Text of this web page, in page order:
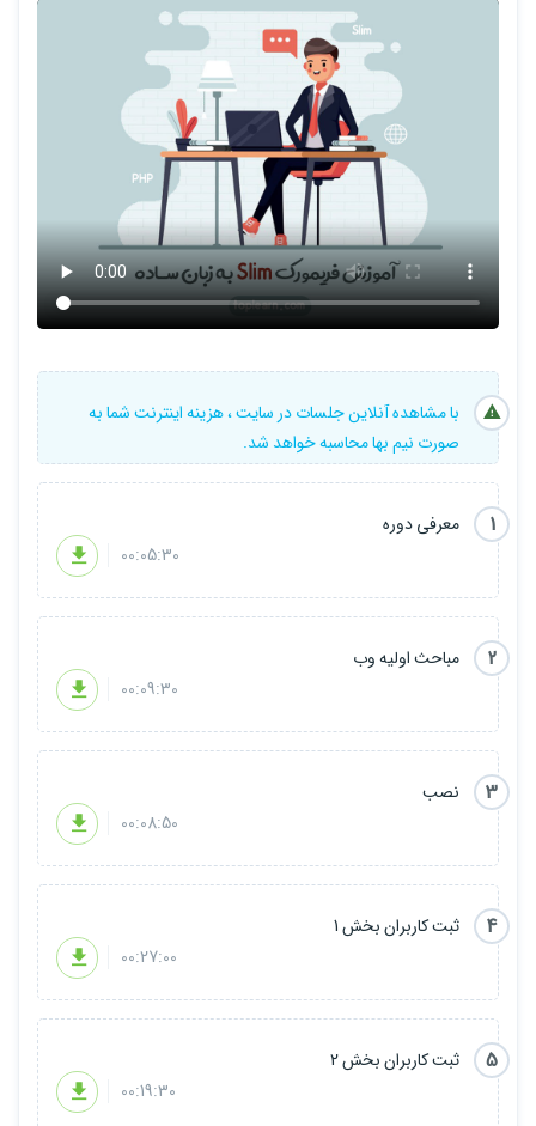
با مشاهده آنلاین جلسات در سایت ، هزینه اینترنت شما به
صورت نیم بها محاسبه خواهد شد.
1
معرفی دوره
00:05:30
2
مباحث اولیه وب
00:09:30
3
نصب
00:08:50
4
ثبت کاربران بخش 1
00:27:00
5
ثبت کاربران بخش 2
00:19:30